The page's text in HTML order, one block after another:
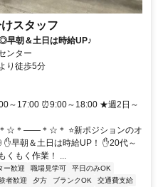
スタッフ
早朝＆土日は時給UP♪
ンター
り徒歩5分
～17:00 ⏰9:00～18:00 ★週2日～
＊――＊☆＊ ⭐新ポジションのオ
早朝＆土日は時給UP！ ✋20代～
もく作業！ ...
ー歓迎 職場見学可
平日のみOK
者歓迎 夕方 ブランクOK
交通費支給